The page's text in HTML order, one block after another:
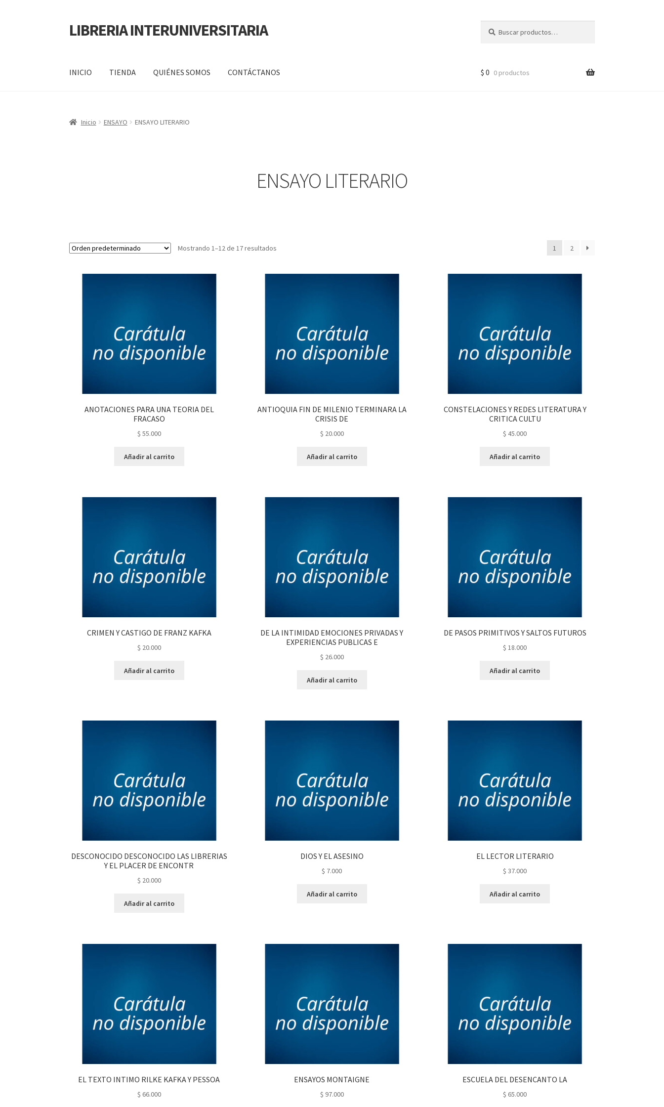
LIBRERIA INTERUNIVERSITARIA
INICIO TIENDA QUIÉNES SOMOS CONTÁCTANOS $ 0 0 productos
Inicio ENSAYO ENSAYO LITERARIO
ENSAYO LITERARIO
Mostrando 1–12 de 17 resultados 1 2
ANOTACIONES PARA UNA TEORIA DEL
FRACASO
$ 55.000
Añadir al carrito
ANTIOQUIA FIN DE MILENIO TERMINARA LA
CRISIS DE
$ 20.000
Añadir al carrito
CONSTELACIONES Y REDES LITERATURA Y
CRITICA CULTU
$ 45.000
Añadir al carrito
CRIMEN Y CASTIGO DE FRANZ KAFKA
$ 20.000
Añadir al carrito
DE LA INTIMIDAD EMOCIONES PRIVADAS Y
EXPERIENCIAS PUBLICAS E
$ 26.000
Añadir al carrito
DE PASOS PRIMITIVOS Y SALTOS FUTUROS
$ 18.000
Añadir al carrito
DESCONOCIDO DESCONOCIDO LAS LIBRERIAS
Y EL PLACER DE ENCONTR
$ 20.000
Añadir al carrito
DIOS Y EL ASESINO
$ 7.000
Añadir al carrito
EL LECTOR LITERARIO
$ 37.000
Añadir al carrito
EL TEXTO INTIMO RILKE KAFKA Y PESSOA
$ 66.000
ENSAYOS MONTAIGNE
$ 97.000
ESCUELA DEL DESENCANTO LA
$ 65.000